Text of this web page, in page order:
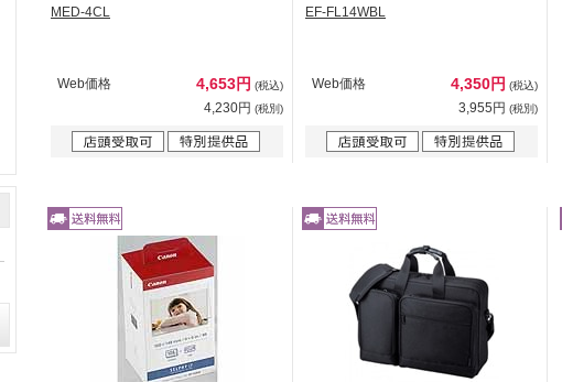
MED-4CL
Web価格 4,653円 (税込)
4,230円 (税別)
EF-FL14WBL
Web価格 4,350円 (税込)
3,955円 (税別)